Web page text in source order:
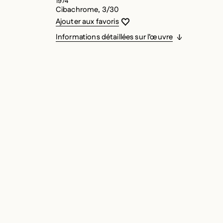
Cibachrome, 3/30
Vous devez être connecté pour
Fermer la modale
Ouvrir la modale
Ajouter aux favoris
Informations détaillées sur l’œuvre